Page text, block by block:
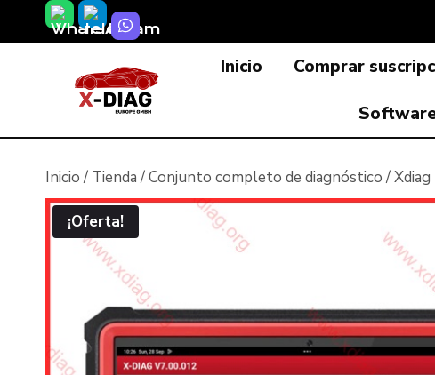
Saltar
al
Inicio Comprar
Inicio / Tienda /Conjunto completo de diagnóstico /
¡Oferta!